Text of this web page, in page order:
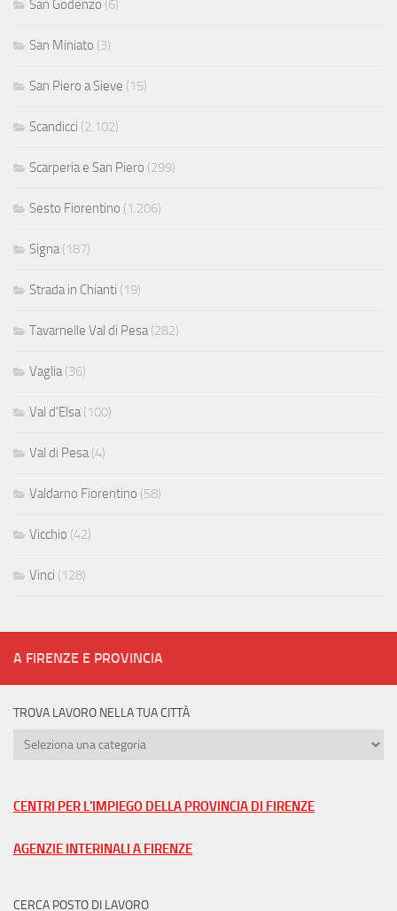
San Godenzo (6)
San Miniato (3)
San Piero a Sieve (15)
Scandicci (2.102)
Scarperia e San Piero (299)
Sesto Fiorentino (1.206)
Signa(187)
Strada in Chianti (19)
Tavarnelle Val di Pesa(282)
Vaglia(36)
Val d'Elsa(100)
Val di Pesa(4)
Valdarno Fiorentino (58)
Vicchio (42)
Vinci (128)
A FIRENZE E PROVINCIA
TROVA LAVORO NELLA TUA CITTÀ
Trova
tua
CENTRI PER L'IMPIEGO DELLA PROVINCIA DI FIRENZE
AGENZIE INTERINALI A FIRENZE
CERCA POSTO DI LAVORO